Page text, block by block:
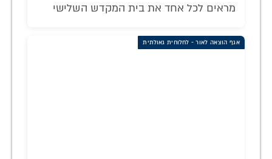
מראים לכל אחד את בית המקדש השלישי
אגף הוצאה לאור - לחלוחית גאולתית